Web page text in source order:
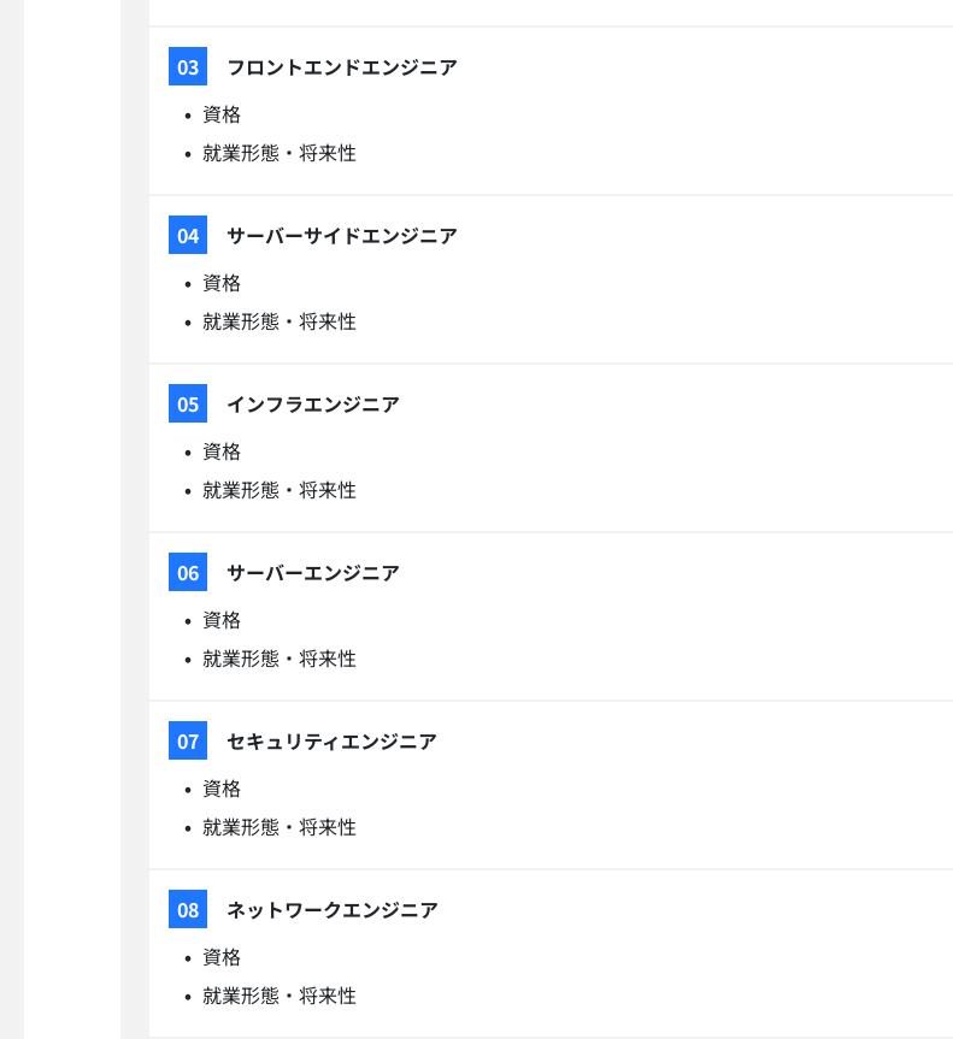
フロントエンドエンジニア
資格
就業形態・将来性
サーバーサイドエンジニア
資格
就業形態・将来性
インフラエンジニア
資格
就業形態・将来性
サーバーエンジニア
資格
就業形態・将来性
セキュリティエンジニア
資格
就業形態・将来性
ネットワークエンジニア
資格
就業形態・将来性